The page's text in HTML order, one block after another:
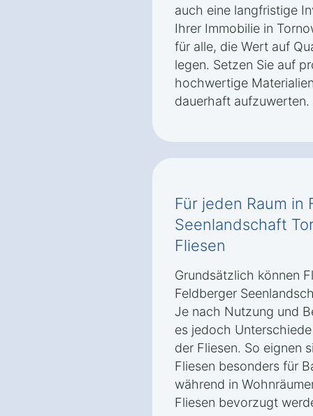
auch eine langfristige
Ihrer Immobilie in
für alle, die Wert auf
legen. Setzen Sie auf
hochwertige
dauerhaft aufzuwerten.
Für jeden Raum in
Seenlandschaft
Fliesen
Grundsätzlich können
Feldberger
Je nach Nutzung und
es jedoch
der Fliesen. So eignen
Fliesen besonders für
während in
Fliesen bevorzugt